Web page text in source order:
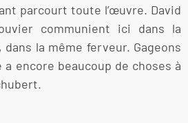
parcourt toute l’œuvre. David
communient ici dans la
la même ferveur. Gageons
encore beaucoup de choses à